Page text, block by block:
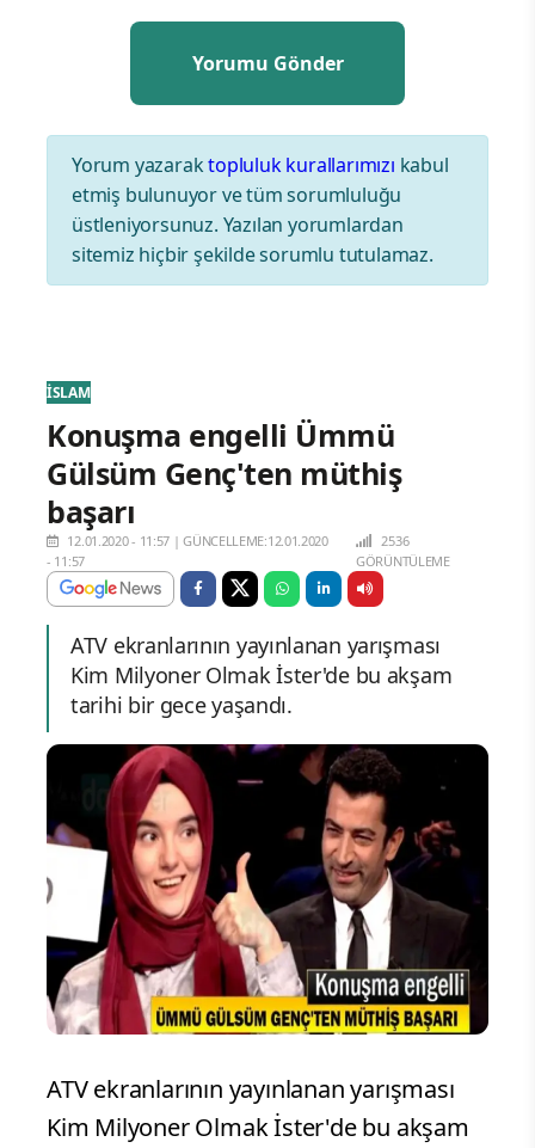
Yorum yazaraktopluluk kurallarımızı kabul
etmiş bulunuyor ve tüm sorumluluğu
üstleniyorsunuz. Yazılan yorumlardan
sitemiz hiçbir şekilde sorumlu tutulamaz.
İSLAM
Konuşma engelli Ümmü
Gülsüm Genç'ten müthiş
başarı
12.01.2020 - 11:57 |GÜNCELLEME:12.01.2020
- 11:57
2536
GÖRÜNTÜLEME
ATV ekranlarının yayınlanan yarışması
Kim Milyoner Olmak İster'de bu akşam
tarihi bir gece yaşandı.
ATV ekranlarının yayınlanan yarışması
Kim Milyoner Olmak İster'de bu akşam